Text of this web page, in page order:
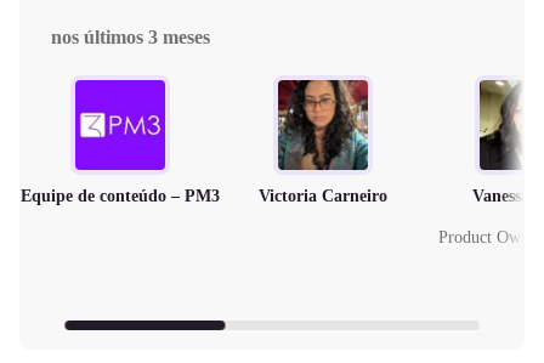
nos últimos 3 meses
Equipe de conteúdo – PM3 Victoria Carneiro Vanessa
Product